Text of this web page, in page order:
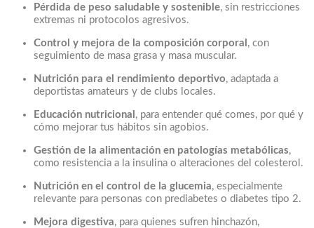
Pérdida de peso saludable y sostenible, sin restricciones
extremas ni protocolos agresivos.
Control y mejora de la composición corporal , con
seguimiento de masa grasa y masa muscular.
Nutrición para el rendimiento deportivo, adaptada a
deportistas amateurs y de clubs locales.
Educación nutricional , para entender qué comes, por qué y
cómo mejorar tus hábitos sin agobios.
Gestión de la alimentación en patologías metabólicas,
como resistencia a la insulina o alteraciones del colesterol.
Nutrición en el control de la glucemia, especialmente
relevante para personas con prediabetes o diabetes tipo 2.
Mejora digestiva, para quienes sufren hinchazón,